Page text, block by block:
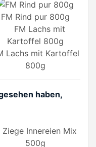
FM Rind pur 800g
Lachs mit Kartoffel
800g
haben,